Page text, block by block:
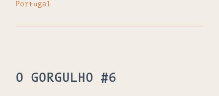
Portugal
O GORGULHO #6